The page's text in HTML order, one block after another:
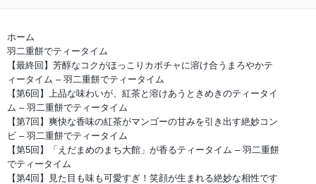
ホーム
羽二重餅でティータイム
【最終回】芳醇なコクがほっこりカボチャに溶け合うまろやかテ
ィータイム – 羽二重餅でティータイム
【第6回】上品な味わいが、紅茶と溶けあうときめきのティータイ
ム – 羽二重餅でティータイム
【第7回】爽快な香味の紅茶がマンゴーの甘みを引き出す絶妙コン
ビ – 羽二重餅でティータイム
【第5回】「えだまめのまち大館」が香るティータイム – 羽二重餅
でティータイム
【第4回】見た目も味も可愛すぎ！笑顔が生まれる絶妙な相性です